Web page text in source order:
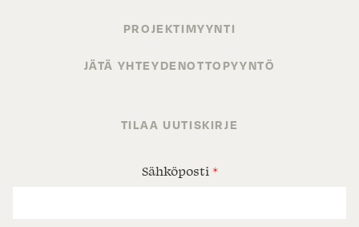
PROJEKTIMYYNTI
JÄTÄ YHTEYDENOTTOPYYNTÖ
TILAA UUTISKIRJE
Sähköposti *